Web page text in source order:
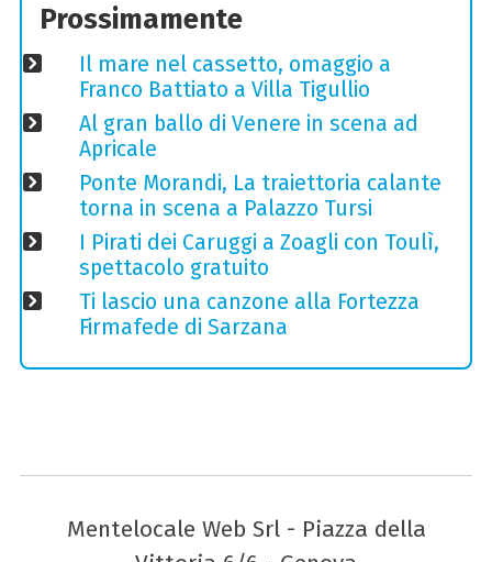
Prossimamente
Il mare nel cassetto, omaggio a
Franco Battiato a Villa Tigullio
Al gran ballo di Venere in scena ad
Apricale
Ponte Morandi, La traiettoria calante
torna in scena a Palazzo Tursi
I Pirati dei Caruggi a Zoagli con Toulì,
spettacolo gratuito
Ti lascio una canzone alla Fortezza
Firmafede di Sarzana
Mentelocale Web Srl - Piazza della